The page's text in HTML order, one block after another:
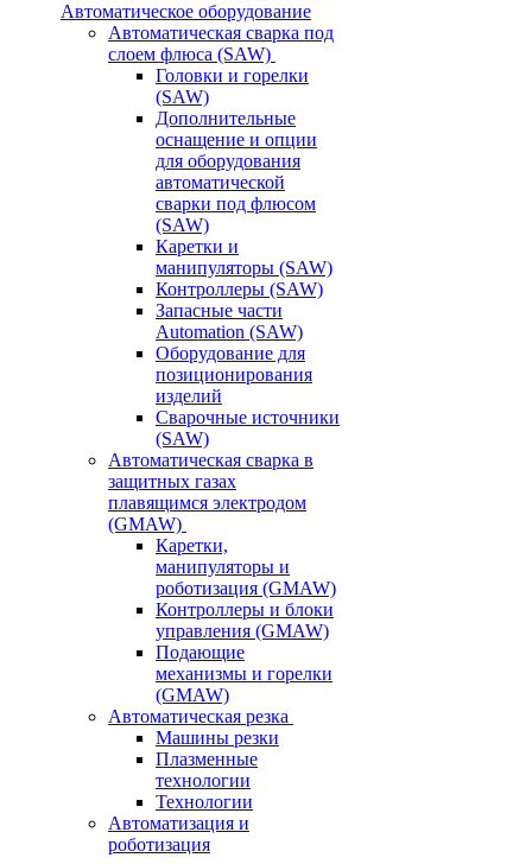
Автоматическое оборудование
Автоматическая сварка под
слоем флюса (SAW)
Головки и горелки
(SAW)
Дополнительные
оснащение и опции
для оборудования
автоматической
сварки под флюсом
(SAW)
Каретки и
манипуляторы (SAW)
Контроллеры (SAW)
Запасные части
Automation (SAW)
Оборудование для
позиционирования
изделий
Сварочные источники
(SAW)
Автоматическая сварка в
защитных газах
плавящимся электродом
(GMAW)
Каретки,
манипуляторы и
роботизация (GMAW)
Контроллеры и блоки
управления (GMAW)
Подающие
механизмы и горелки
(GMAW)
Автоматическая резка
Машины резки
Плазменные
технологии
Технологии
Автоматизация и
роботизация